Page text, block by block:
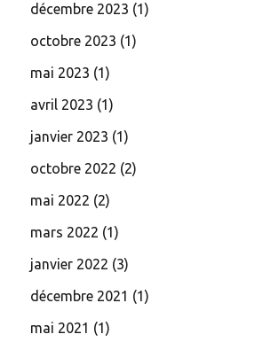
décembre 2023 (1)
octobre 2023 (1)
mai 2023 (1)
avril 2023 (1)
janvier 2023 (1)
octobre 2022 (2)
mai 2022 (2)
mars 2022 (1)
janvier 2022 (3)
décembre 2021 (1)
mai 2021 (1)